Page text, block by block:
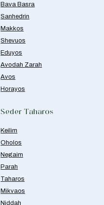
Bava Basra
Sanhedrin
Makkos
Shevuos
Eduyos
Avodah Zarah
Avos
Horayos
Seder Taharos
Keilim
Oholos
Negaim
Parah
Taharos
Mikvaos
Niddah